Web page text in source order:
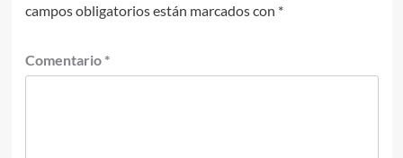
campos obligatorios están marcados con *
Comentario *